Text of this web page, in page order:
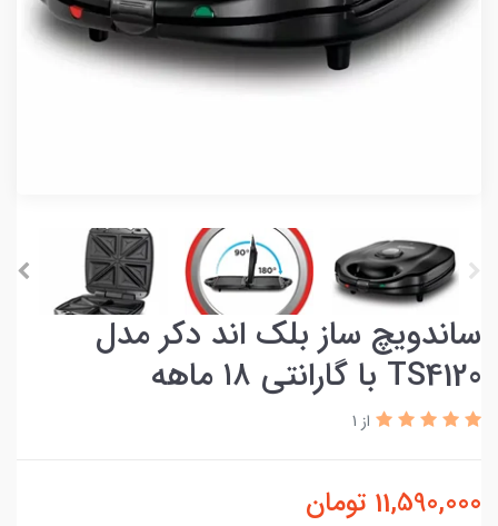
ساندویچ ساز بلک اند دکر مدل
TS4120 با گارانتی ۱۸ ماهه
از 1
11,590,000 تومان